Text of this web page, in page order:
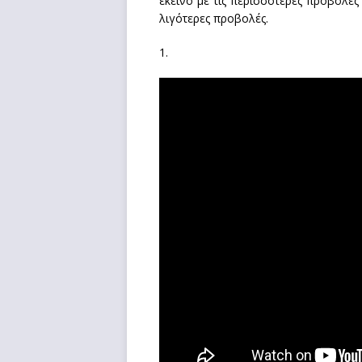
λιγότερες προβολές.
1.